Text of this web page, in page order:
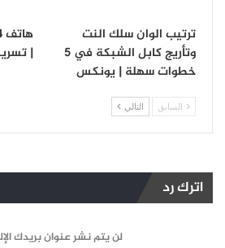
ترتيب الوان سلك النت
وتأريج كابل الشبكة في 5
خطوات سهلة | يونكس
|
السابق التالي
اترك رد
لن يتم نشر عنوان بريدك